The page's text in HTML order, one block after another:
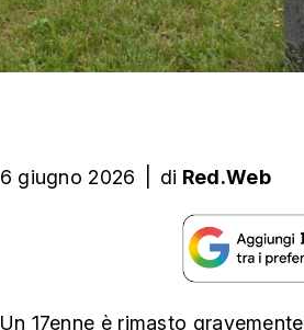
6 giugno 2026 di Red.Web
Un 17enne è rimasto